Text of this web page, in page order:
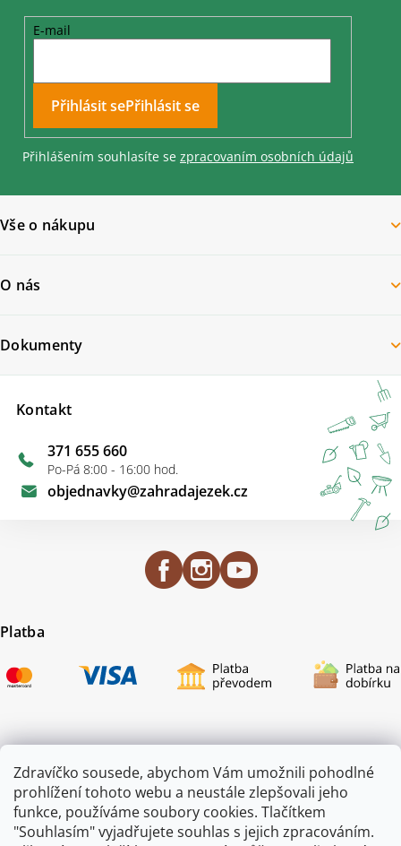
Zdravíčko sousede, abychom Vám umožnili pohodlné
prohlížení tohoto webu a neustále zlepšovali jeho
funkce, používáme soubory cookies. Tlačítkem
"Souhlasím" vyjadřujete souhlas s jejich zpracováním.
E-mail
Přihlásit se
Přihlášením souhlasíte se zpracovaním osobních údajů
Vše o nákupu
O nás
Kontakt
objednavky@zahradajezek.cz
371 655 660
Po-Pá 8:00 - 16:00 hod.
Dokumenty
Platba